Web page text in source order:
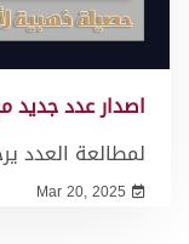
اصدار عدد جديد من
لمطالعة العدد
Mar 20, 2025